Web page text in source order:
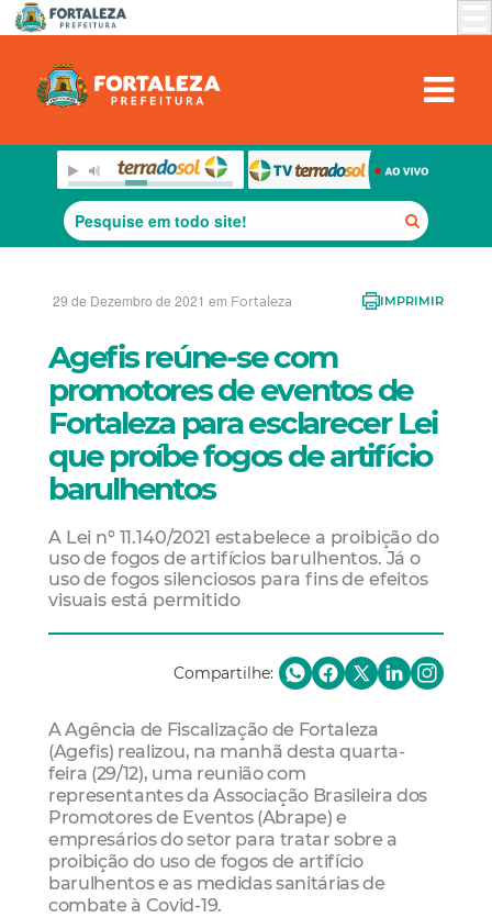
29 de Dezembro de 2021 em Fortaleza IMPRIMIR
Agefis reúne-se com
promotores de eventos de
Fortaleza para esclarecer Lei
que proíbe fogos de artifício
barulhentos
A Lei nº 11.140/2021 estabelece a proibição do
uso de fogos de artifícios barulhentos. Já o
uso de fogos silenciosos para fins de efeitos
visuais está permitido
Compartilhe:
A Agência de Fiscalização de Fortaleza
(Agefis) realizou, na manhã desta quarta-
feira (29/12), uma reunião com
representantes da Associação Brasileira dos
Promotores de Eventos (Abrape) e
empresários do setor para tratar sobre a
proibição do uso de fogos de artifício
barulhentos e as medidas sanitárias de
combate à Covid-19.